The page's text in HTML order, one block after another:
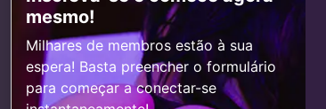
mesmo!
Milhares de membros estão à sua
espera! Basta preencher o formulário
para começar a conectar-se